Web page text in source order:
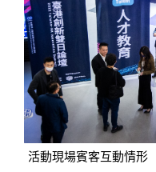
活動現場賓客互動情形